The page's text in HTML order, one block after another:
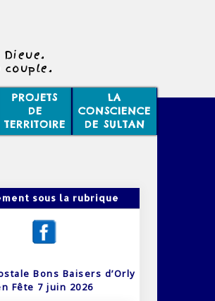
couple.
PROJETS
DE
TERRITOIRE
LA
CONSCIENCE
DE SULTAN
sous la rubrique
Bons Baisers d’Orly
Fête 7 juin 2026